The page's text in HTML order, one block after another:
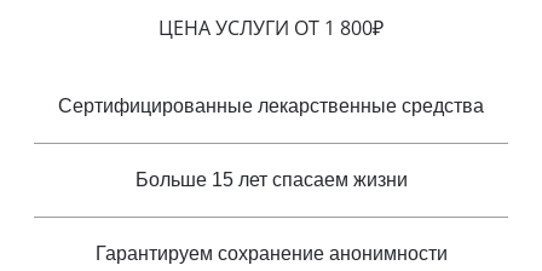
ЦЕНА УСЛУГИ ОТ 1 800₽
Сертифицированные лекарственные средства
Больше 15 лет спасаем жизни
Гарантируем сохранение анонимности